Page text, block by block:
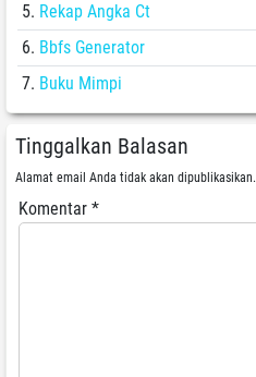
Rekap Angka Ct
Bbfs Generator
Buku Mimpi
Tinggalkan Balasan
Alamat email Anda tidak akan dipublikasikan.
Komentar *